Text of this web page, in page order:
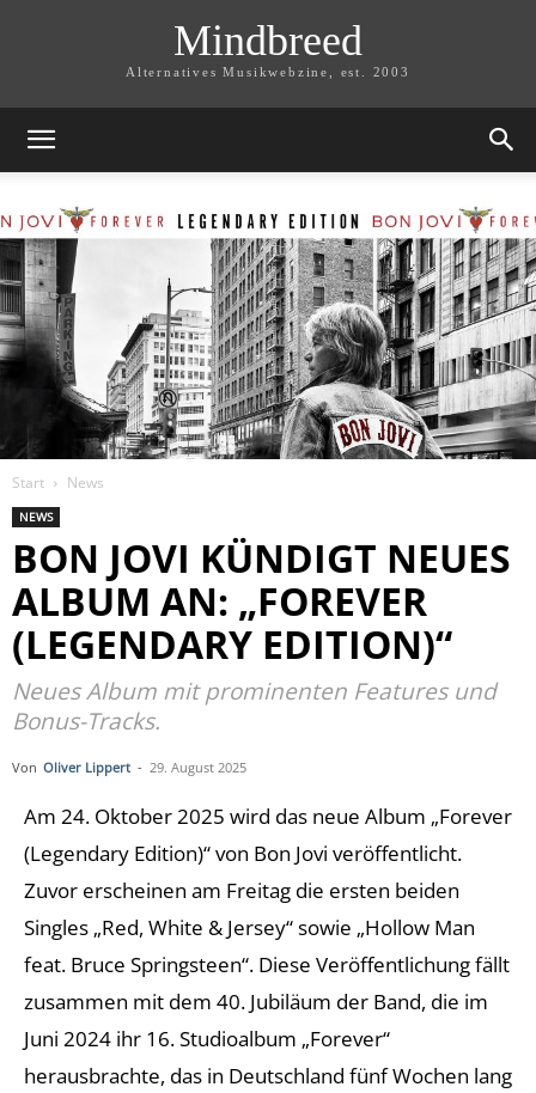
Mindbreed
Alternatives Musikwebzine, est. 2003
Start News
NEWS
BON JOVI KÜNDIGT NEUES
ALBUM AN: „FOREVER
(LEGENDARY EDITION)“
Neues Album mit prominenten Features und
Bonus-Tracks.
Von Oliver Lippert - 29. August 2025
Am 24. Oktober 2025 wird das neue Album „Forever
(Legendary Edition)“ von Bon Jovi veröffentlicht.
Zuvor erscheinen am Freitag die ersten beiden
Singles „Red, White & Jersey“ sowie „Hollow Man
feat. Bruce Springsteen“. Diese Veröffentlichung fällt
zusammen mit dem 40. Jubiläum der Band, die im
Juni 2024 ihr 16. Studioalbum „Forever“
herausbrachte, das in Deutschland fünf Wochen lang